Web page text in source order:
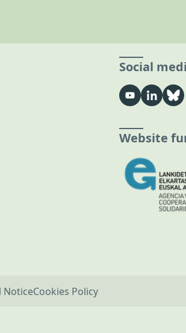
Social
Website
NoticeCookies Policy